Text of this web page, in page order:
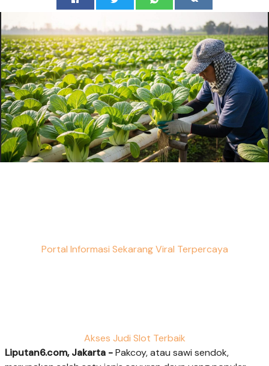
Portal Informasi Sekarang Viral Terpercaya
Akses Judi Slot Terbaik
Liputan6.com, Jakarta -Pakcoy, atau sawi sendok,